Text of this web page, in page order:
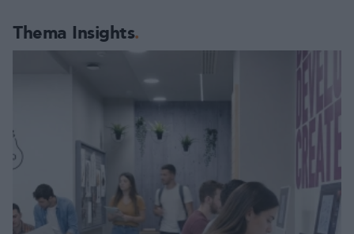
Thema Insights